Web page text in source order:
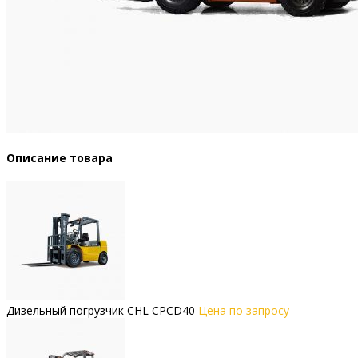
Описание товара
Дизельный погрузчик CHL CPCD40 Цена по запросу